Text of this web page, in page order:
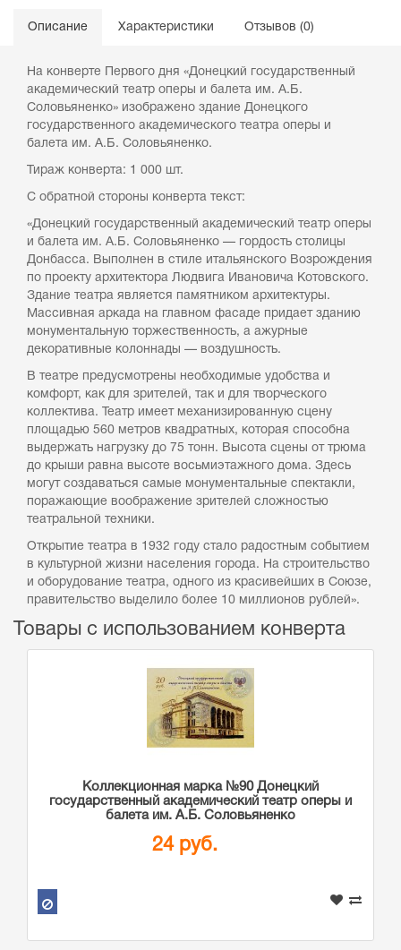
Описание Характеристики Отзывов (0)
На конверте Первого дня «Донецкий государственный
академический театр оперы и балета им. А.Б.
Соловьяненко» изображено здание Донецкого
государственного академического театра оперы и
балета им. А.Б. Соловьяненко.
Тираж конверта: 1 000 шт.
С обратной стороны конверта текст:
«Донецкий государственный академический театр оперы
и балета им. А.Б. Соловьяненко — гордость столицы
Донбасса. Выполнен в стиле итальянского Возрождения
по проекту архитектора Людвига Ивановича Котовского.
Здание театра является памятником архитектуры.
Массивная аркада на главном фасаде придает зданию
монументальную торжественность, а ажурные
декоративные колоннады — воздушность.
В театре предусмотрены необходимые удобства и
комфорт, как для зрителей, так и для творческого
коллектива. Театр имеет механизированную сцену
площадью 560 метров квадратных, которая способна
выдержать нагрузку до 75 тонн. Высота сцены от трюма
до крыши равна высоте восьмиэтажного дома. Здесь
могут создаваться самые монументальные спектакли,
поражающие воображение зрителей сложностью
театральной техники.
Открытие театра в 1932 году стало радостным событием
в культурной жизни населения города. На строительство
и оборудование театра, одного из красивейших в Союзе,
правительство выделило более 10 миллионов рублей».
Товары с использованием конверта
Коллекционная марка №90 Донецкий
государственный академический театр оперы и
балета им. А.Б. Соловьяненко
24 руб.